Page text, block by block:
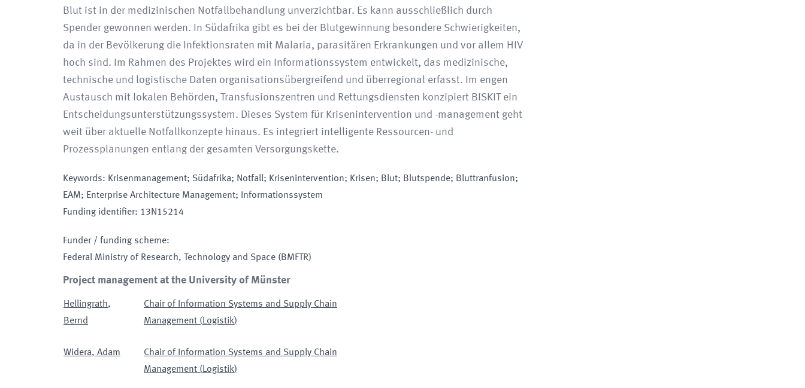
Blut ist in der medizinischen Notfallbehandlung unverzichtbar. Es kann ausschließlich durch
Spender gewonnen werden. In Südafrika gibt es bei der Blutgewinnung besondere Schwierigkeiten,
da in der Bevölkerung die Infektionsraten mit Malaria, parasitären Erkrankungen und vor allem HIV
hoch sind. Im Rahmen des Projektes wird ein Informationssystem entwickelt, das medizinische,
technische und logistische Daten organisationsübergreifend und überregional erfasst. Im engen
Austausch mit lokalen Behörden, Transfusionszentren und Rettungsdiensten konzipiert BISKIT ein
Entscheidungsunterstützungssystem. Dieses System für Krisenintervention und -management geht
weit über aktuelle Notfallkonzepte hinaus. Es integriert intelligente Ressourcen- und
Prozessplanungen entlang der gesamten Versorgungskette.
Keywords: Krisenmanagement; Südafrika; Notfall; Krisenintervention; Krisen; Blut; Blutspende; Bluttranfusion;
EAM; Enterprise Architecture Management; Informationssystem
Funding identifier: 13N15214
Funder / funding scheme:
Federal Ministry of Research, Technology and Space (BMFTR)
Project management at the University of Münster
Hellingrath,
Bernd
Chair of Information Systems and Supply Chain
Management (Logistik)
Widera, Adam
Chair of Information Systems and Supply Chain
Management (Logistik)